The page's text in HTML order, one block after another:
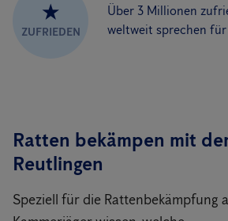
★
ZUFRIEDEN
Über 3 Millionen
weltweit sprechen
Ratten bekämpen mit
Reutlingen
Speziell für die Rattenbekämpfung